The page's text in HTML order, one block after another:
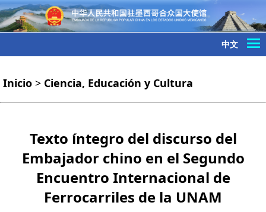
中文
Inicio > Ciencia, Educación y Cultura
Texto íntegro del discurso del
Embajador chino en el Segundo
Encuentro Internacional de
Ferrocarriles de la UNAM